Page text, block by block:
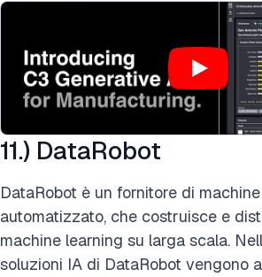
11.) DataRobot
DataRobot è un fornitore di
automatizzato, che costruisce e
machine learning su larga scala.
soluzioni IA di DataRobot vengono